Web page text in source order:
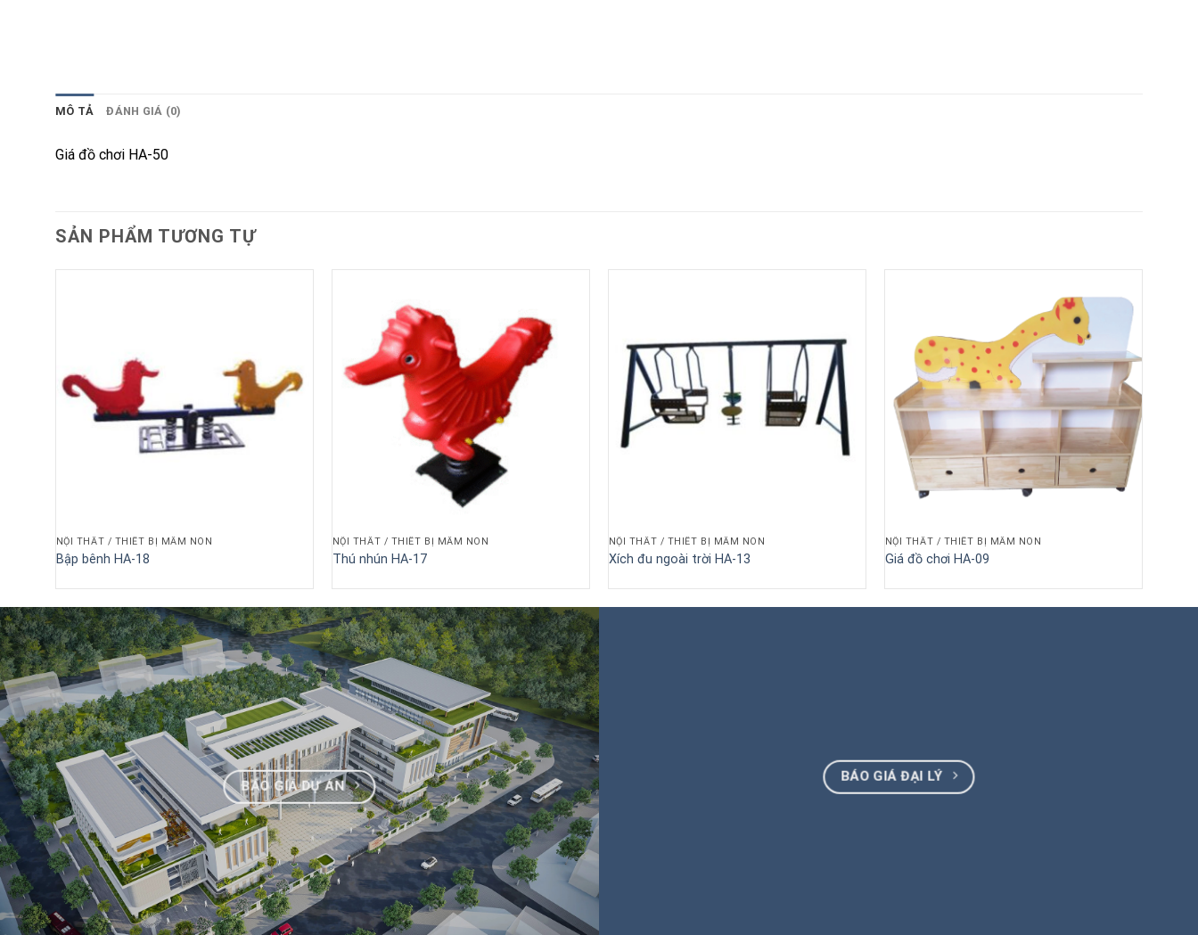
MÔ TẢ ĐÁNH GIÁ (0)
Giá đồ chơi HA-50
SẢN PHẨM TƯƠNG TỰ
NỘI THẤT / THIẾT BỊ MẦM NON
Bập bênh HA-18
NỘI THẤT / THIẾT BỊ MẦM NON
Thú nhún HA-17
NỘI THẤT / THIẾT BỊ MẦM NON
Xích đu ngoài trời HA-13
NỘI THẤT / THIẾT BỊ MẦM NON
Giá đồ chơi HA-09
BÁO GIÁ DỰ ÁN
BÁO GIÁ ĐẠI LÝ